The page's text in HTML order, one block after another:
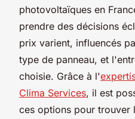
photovoltaïques en
prendre des décisions
prix varient, influencés
type de panneau, et
choisie. Grâce à l'
Clima Services, il est
ces options pour trouver